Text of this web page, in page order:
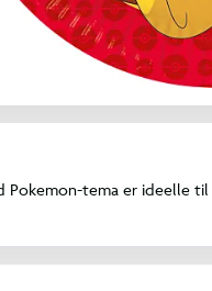
Pokemon-tema er ideelle